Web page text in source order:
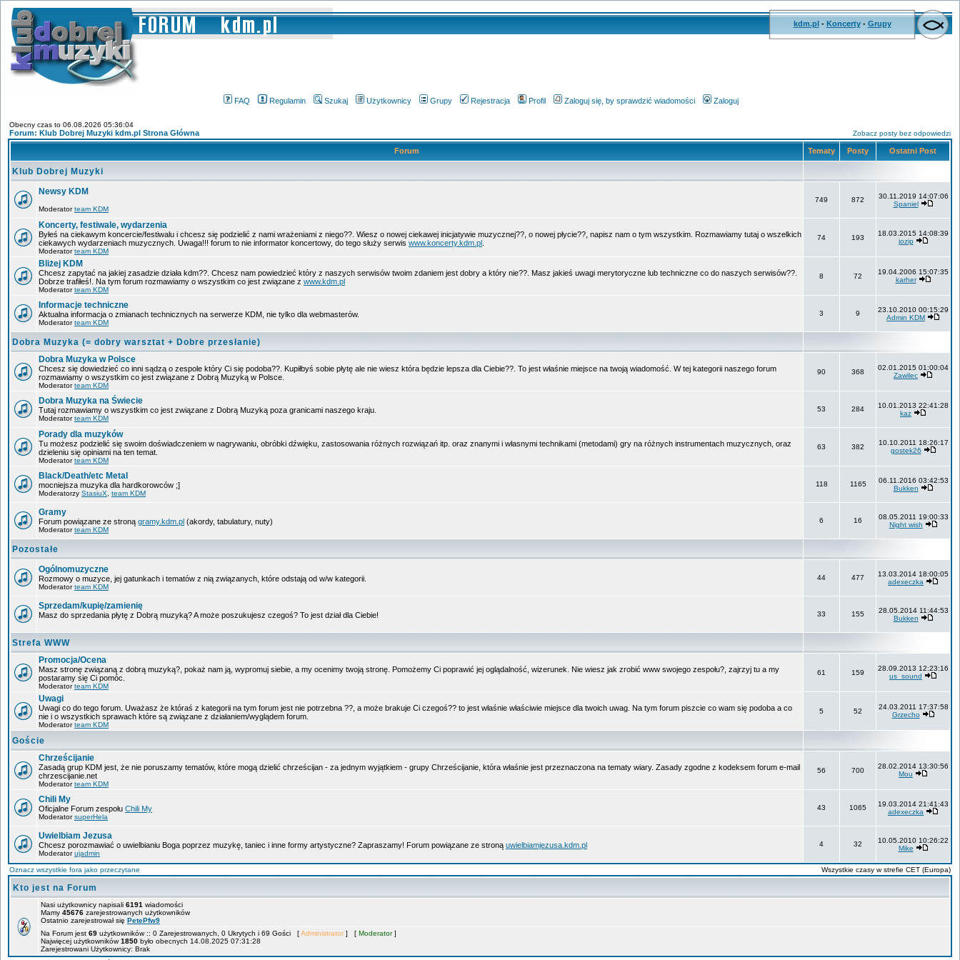
kdm.pl- Koncerty- Grupy
FAQ Regulamin Szukaj Użytkownicy Grupy Rejestracja Profil Zaloguj się, by sprawdzić wiadomości Zaloguj
Obecny czas to 06.08.2026 05:36:04
Forum: Klub Dobrej Muzyki kdm.pl Strona Główna Zobacz posty bez odpowiedzi
Forum Tematy Posty Ostatni Post
Klub Dobrej Muzyki
Newsy KDM
Moderatorteam KDM
749 872
30.11.2019 14:07:06
Spaniel
Koncerty, festiwale, wydarzenia
Byłeś na ciekawym koncercie/festiwalu i chcesz się podzielić z nami wrażeniami z niego??. Wiesz o nowej ciekawej inicjatywie muzycznej??, o nowej płycie??, napisz nam o tym wszystkim. Rozmawiamy tutaj o wszelkich
ciekawych wydarzeniach muzycznych. Uwaga!!! forum to nie informator koncertowy, do tego służy serwis www.koncerty.kdm.pl
Moderatorteam KDM
74 193
18.03.2015 14:08:39
jozip
Bliżej KDM
Chcesz zapytać na jakiej zasadzie działa kdm??. Chcesz nam powiedzieć który z naszych serwisów twoim zdaniem jest dobry a który nie??. Masz jakieś uwagi merytoryczne lub techniczne co do naszych serwisów??.
Dobrze trafiłeś!. Na tym forum rozmawiamy o wszystkim co jest związane z www.kdm.pl
Moderatorteam KDM
8 72
19.04.2006 15:07:35
karher
Informacje techniczne
Aktualna informacja o zmianach technicznych na serwerze KDM, nie tylko dla webmasterów.
Moderatorteam KDM
3 9
23.10.2010 00:15:29
Admin KDM
Dobra Muzyka (= dobry warsztat + Dobre przesłanie)
Dobra Muzyka w Polsce
Chcesz się dowiedzieć co inni sądzą o zespole który Ci się podoba??. Kupiłbyś sobie płytę ale nie wiesz która będzie lepsza dla Ciebie??. To jest właśnie miejsce na twoją wiadomość. W tej kategorii naszego forum
rozmawiamy o wszystkim co jest związane z Dobrą Muzyką w Polsce.
Moderatorteam KDM
90 368
02.01.2015 01:00:04
Zawilec
Dobra Muzyka na Świecie
Tutaj rozmawiamy o wszystkim co jest związane z Dobrą Muzyką poza granicami naszego kraju.
Moderatorteam KDM
53 284
10.01.2013 22:41:28
kaz
Porady dla muzyków
Tu możesz podzielić się swoim doświadczeniem w nagrywaniu, obróbki dźwięku, zastosowania różnych rozwiązań itp. oraz znanymi i własnymi technikami (metodami) gry na różnych instrumentach muzycznych, oraz
dzieleniu się opiniami na ten temat.
Moderatorteam KDM
63 382
10.10.2011 18:26:17
gostek26
Black/Death/etc Metal
mocniejsza muzyka dla hardkorowców ;]
Moderatorzy StasiuX team KDM
118 1165
06.11.2016 03:42:53
Bukken
Gramy
Forum powiązane ze stroną gramy.kdm.pl (akordy, tabulatury, nuty)
Moderatorteam KDM
6 16
08.05.2011 19:00:33
Night wish
Pozostałe
Ogólnomuzyczne
Rozmowy o muzyce, jej gatunkach i tematów z nią związanych, które odstają od w/w kategorii.
Moderatorteam KDM
44 477
13.03.2014 18:00:05
adexeczka
Sprzedam/kupię/zamienię
Masz do sprzedania płytę z Dobrą muzyką? A może poszukujesz czegoś? To jest dział dla Ciebie! 33 155
28.05.2014 11:44:53
Bukken
Strefa WWW
Promocja/Ocena
Masz stronę związaną z dobrą muzyką?, pokaż nam ją, wypromuj siebie, a my ocenimy twoją stronę. Pomożemy Ci poprawić jej oglądalność, wizerunek. Nie wiesz jak zrobić www swojego zespołu?, zajrzyj tu a my
postaramy się Ci pomóc.
Moderatorteam KDM
61 159
28.09.2013 12:23:16
us_sound
Uwagi
Uwagi co do tego forum. Uważasz że któraś z kategorii na tym forum jest nie potrzebna ??, a może brakuje Ci czegoś?? to jest właśnie właściwie miejsce dla twoich uwag. Na tym forum piszcie co wam się podoba a co
nie i o wszystkich sprawach które są związane z działaniem/wyglądem forum.
Moderatorteam KDM
5 52
24.03.2011 17:37:58
Grzecho
Goście
Chrześcijanie
Zasadą grup KDM jest, że nie poruszamy tematów, które mogą dzielić chrześcijan - za jednym wyjątkiem - grupy Chrześcijanie, która właśnie jest przeznaczona na tematy wiary. Zasady zgodne z kodeksem forum e-mail
chrzescijanie.net
Moderatorteam KDM
56 700
28.02.2014 13:30:56
Mou
Chili My
Oficjalne Forum zespołu Chili My
ModeratorsuperHela
43 1065
19.03.2014 21:41:43
adexeczka
Uwielbiam Jezusa
Chcesz porozmawiać o uwielbianiu Boga poprzez muzykę, taniec i inne formy artystyczne? Zapraszamy! Forum powiązane ze stroną uwielbiamjezusa.kdm.pl
Moderatorujadmin
4 32
10.05.2010 10:26:22
Mike
Oznacz wszystkie fora jako przeczytane Wszystkie czasy w strefie CET (Europa)
Kto jest na Forum
Nasi użytkownicy napisali 6191 wiadomości
Mamy 45676 zarejestrowanych użytkowników
Ostatnio zarejestrował się PetePfw9
Na Forum jest 69 użytkowników :: 0 Zarejestrowanych, 0 Ukrytych i 69 Gości [Administrator ] [ Moderator]
Najwięcej użytkowników1850 było obecnych 14.08.2025 07:31:28
Zarejestrowani Użytkownicy: Brak